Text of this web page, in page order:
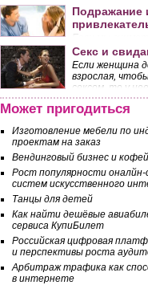
наибольшее
взглядов
Подражание
Если мы
присмотримся к
заметим, что
жесты друг
бессознательно.
Секс и
Если женщина
взрослая,
сексом, то у
собственное
того, чего она
Может пригодиться
Изготовление мебели по
проектам на заказ
Вендинговый бизнес и
Рост популярности оналйн-
систем искусственного
Танцы для детей
Как найти дешёвые
сервиса КупиБилет
Российская цифровая
и перспективы роста
Арбитраж трафика как
в интернете